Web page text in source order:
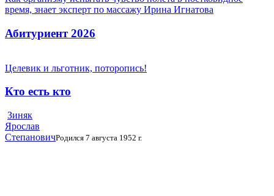
время, знает эксперт по массажу Ирина Игнатова
Абитуриент 2026
Целевик и льготник, поторопись!
Кто есть кто
Зиняк
Ярослав
СтепановичРодился 7 августа 1952 г.